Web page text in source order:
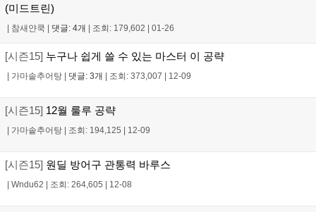
(미드트린)
참새얀쿡 댓글: 4개 조회: 179,602 01-26
[시즌15] 누구나 쉽게 쓸 수 있는 마스터 이 공략
가마솥추어탕 댓글: 3개 조회: 373,007 12-09
[시즌15] 12월 룰루 공략
가마솥추어탕 조회: 194,125 12-09
[시즌15] 원딜 방어구 관통력 바루스
Wndu62 조회: 264,605 12-08